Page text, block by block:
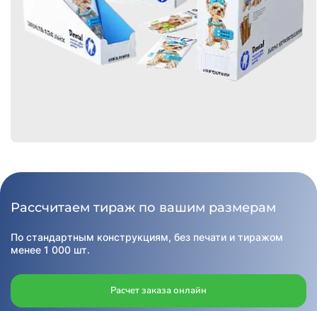
Рассчитаем тираж по вашим размерам
По стандартным конструкциям, без печати и тиражом
менее 1 000 шт.
Расчет заказа онлайн